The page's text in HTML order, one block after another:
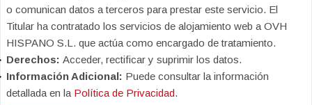
o comunican datos a terceros para prestar este servicio. El
Titular ha contratado los servicios de alojamiento web a OVH
HISPANO S.L. que actúa como encargado de tratamiento.
Derechos: Acceder, rectificar y suprimir los datos.
Información Adicional: Puede consultar la información
detallada en la Política de Privacidad.